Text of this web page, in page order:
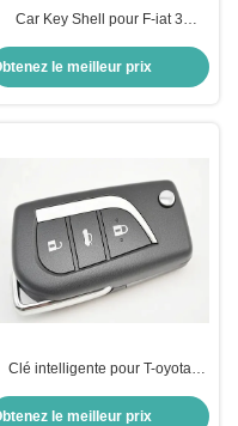
Car Key Shell pour F-iat 3
Options de couleur
personnalisables
le meilleur prix
Clé intelligente pour T-oyota
télécommande intelligente
le meilleur prix